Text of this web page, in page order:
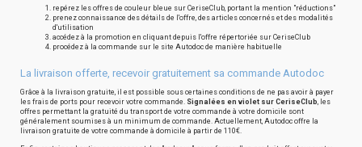
repérez les offres de couleur bleue sur CeriseClub, portant la mention "réductions"
prenez connaissance des détails de l'offre, des articles concernés et des modalités
d'utilisation
accédez à la promotion en cliquant depuis l'offre répertoriée sur CeriseClub
procédez à la commande sur le site Autodoc de manière habituelle
La livraison offerte, recevoir gratuitement sa commande Autodoc
Grâce à la livraison gratuite, il est possible sous certaines conditions de ne pas avoir à payer
les frais de ports pour recevoir votre commande. Signalées en violet sur CeriseClub, les
offres permettant la gratuité du transport de votre commande à votre domicile sont
généralement soumises à un minimum de commande. Actuellement, Autodoc offre la
livraison gratuite de votre commande à domicile à partir de 110€.